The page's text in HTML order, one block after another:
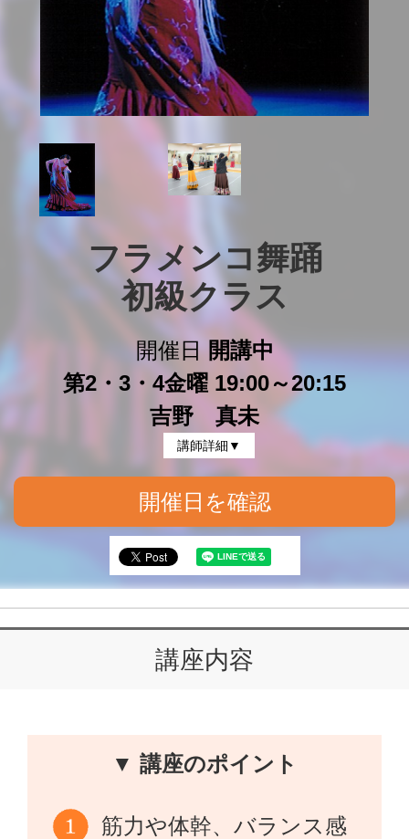
フラメンコ舞踊
初級クラス
開催日 開講中
第2・3・4金曜 19:00～20:15
吉野 真未
講師詳細▼
開催日を確認
講座内容
▼ 講座のポイント
筋力や体幹、バランス感